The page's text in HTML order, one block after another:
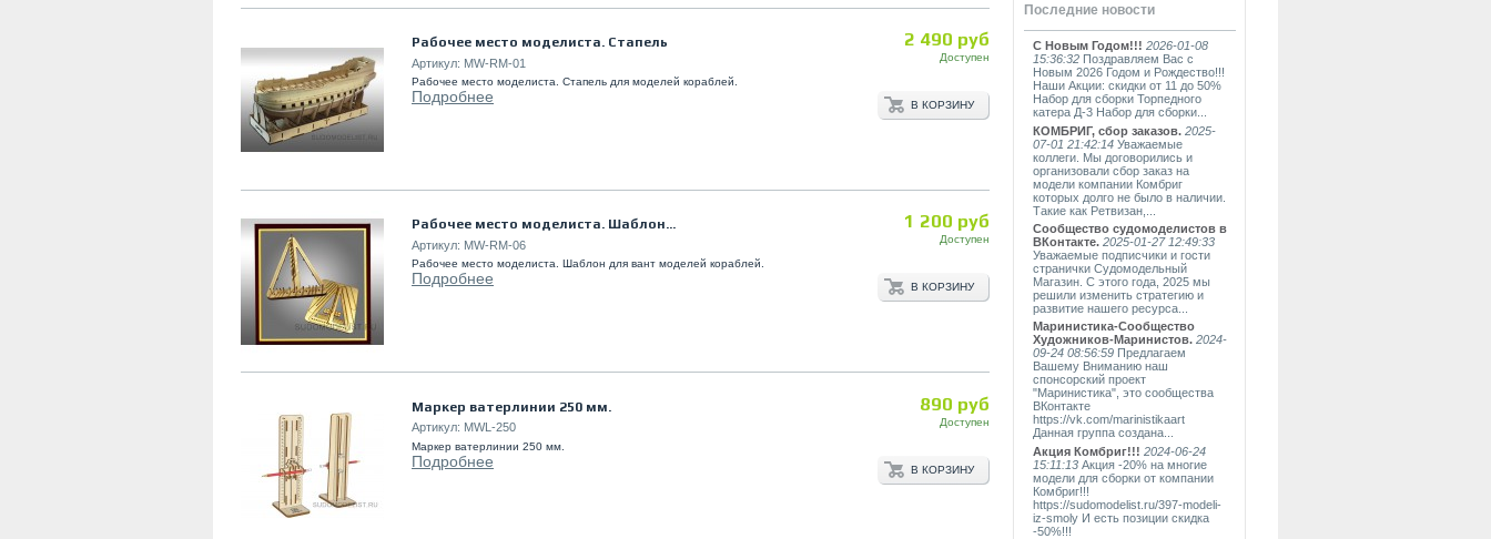
Рабочее место моделиста. Стапель
Артикул: MW-RM-01
Рабочее место моделиста. Стапель для моделей кораблей.
Подробнее
2 490 руб
Доступен
В КОРЗИНУ
Рабочее место моделиста. Шаблон...
Артикул: MW-RM-06
Рабочее место моделиста. Шаблон для вант моделей кораблей.
Подробнее
1 200 руб
Доступен
В КОРЗИНУ
Маркер ватерлинии 250 мм.
Артикул: MWL-250
Маркер ватерлинии 250 мм.
Подробнее
890 руб
Доступен
В КОРЗИНУ
Последние новости
С Новым Годом!!! 2026-01-08
15:36:32Поздравляем Вас с
Новым 2026 Годом и Рождество!!!
Наши Акции: скидки от 11 до 50%
Набор для сборки Торпедного
катера Д-3 Набор для сборки...
КОМБРИГ, сбор заказов. 2025-
07-01 21:42:14Уважаемые
коллеги. Мы договорились и
организовали сбор заказ на
модели компании Комбриг
которых долго не было в наличии.
Такие как Ретвизан,...
Сообщество судомоделистов в
ВКонтакте. 2025-01-27 12:49:33
Уважаемые подписчики и гости
странички Судомодельный
Магазин. С этого года, 2025 мы
решили изменить стратегию и
развитие нашего ресурса...
Маринистика-Сообщество
Художников-Маринистов. 2024-
09-24 08:56:59Предлагаем
Вашему Вниманию наш
спонсорский проект
"Маринистика", это сообщества
ВКонтакте
https://vk.com/marinistikaart
Данная группа создана...
Акция Комбриг!!! 2024-06-24
15:11:13Акция -20% на многие
модели для сборки от компании
Комбриг!!!
https://sudomodelist.ru/397-modeli-
iz-smoly И есть позиции скидка
-50%!!!